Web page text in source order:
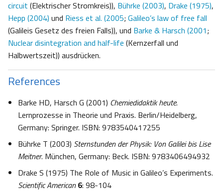
circuit (Elektrischer Stromkreis)), Bührke (2003), Drake (1975),
Hepp (2004) und Riess et al. (2005; Galileo’s law of free fall
(Galileis Gesetz des freien Falls)), und Barke & Harsch (2001;
Nuclear disintegration and half-life (Kernzerfall und
Halbwertszeit)) ausdrücken.
References
Barke HD, Harsch G (2001) Chemiedidaktik heute.
Lernprozesse in Theorie und Praxis. Berlin/Heidelberg,
Germany: Springer. ISBN: 9783540417255
Bührke T (2003) Sternstunden der Physik: Von Galilei bis Lise
Meitner. München, Germany: Beck. ISBN: 9783406494932
Drake S (1975) The Role of Music in Galileo’s Experiments.
Scientific American 6: 98-104